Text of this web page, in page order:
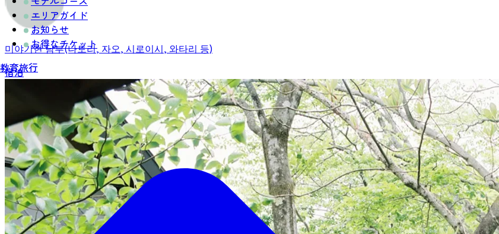
エリアガイド
お知らせ
お得なチケット
教育旅行
미야기현 남부(나토리, 자오, 시로이시, 와타리 등)
宿泊